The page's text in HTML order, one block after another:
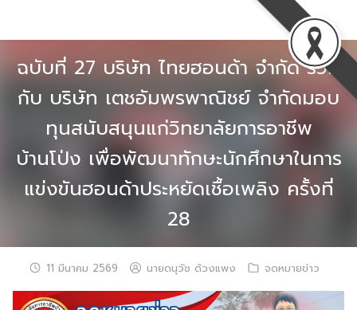
ฉบับที่ 27 บริษัท ไทยฮอนด้า จำกัด ร่วม
กับ บริษัท เตชอัมพรพาณิชย์ จำกัดมอบ
ทุนสนับสนุนแก่วิทยาลัยการอาชีพ
บ้านโป่ง เพื่อพัฒนาทักษะนักศึกษาในการ
แข่งขันฮอนด้าประหยัดเชื้อเพลิง ครั้งที่
28
11 มีนาคม 2569 นายดนุวัช ด้วงแพง จดหมายข่าว